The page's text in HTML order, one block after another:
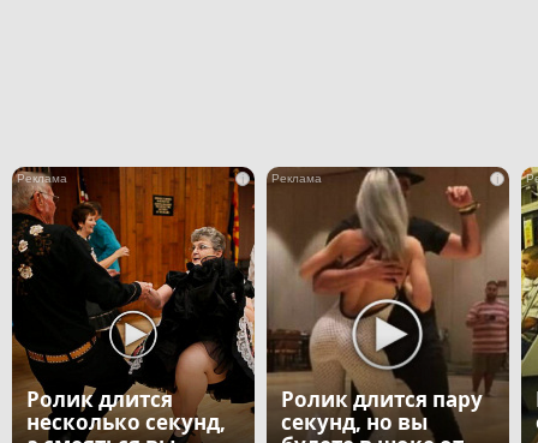
i
Ролик длится
несколько секунд,
i
Ролик длится пару
секунд, но вы